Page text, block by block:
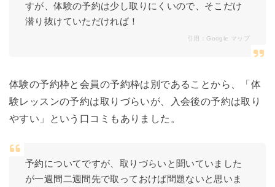
すが、体験の予約は少し取りにくいので、そこだけ
潜り抜けていただければ！
引用： Google マップ
体験の予約枠と会員の予約枠は別であることから、「体
験レッスンの予約は取りづらいが、入会後の予約は取り
やすい」という口コミもありました。
予約についてですが、取りづらいと聞いていました
が一週間二週間先で取っておけば問題ないと思いま